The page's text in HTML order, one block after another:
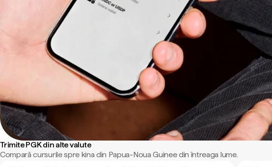
Trimite PGK din alte valute
Compară cursurile spre kina din Papua-Noua Guinee din întreaga lume.